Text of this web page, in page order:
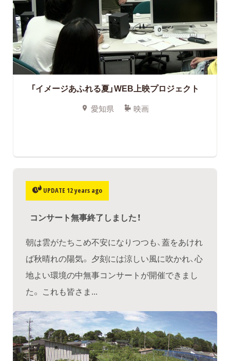
「イメージあふれる夏」WEB上映プロジェクト
愛知県 映画
UPDATE 12 years ago
コンサート無事終了しました！
朝は雲がたちこめ不安になりつつも、蓋をあけれ
ば秋晴れの陽気。 夕刻には涼しい風に吹かれ、心
地よい環境の中無事コンサートが開催できまし
た。 これも皆さま...